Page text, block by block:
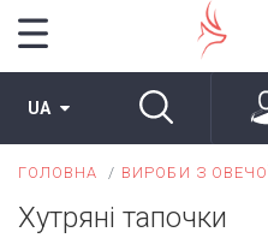
UA
ГОЛОВНА ВИРОБИ З
Хутряні тапочки